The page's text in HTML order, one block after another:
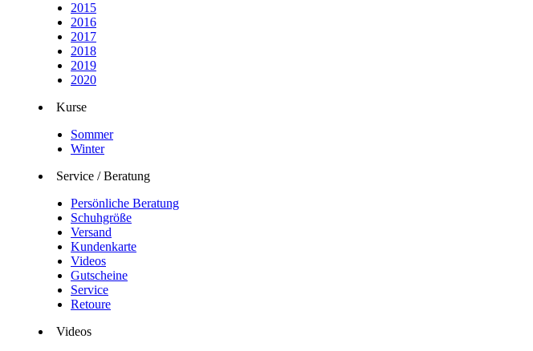
2015
2016
2017
2018
2019
2020
Kurse
Sommer
Winter
Service / Beratung
Persönliche Beratung
Schuhgröße
Versand
Kundenkarte
Videos
Gutscheine
Service
Retoure
Videos